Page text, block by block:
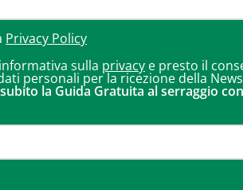
Privacy Policy
sulla privacy e presto il
personali per la ricezione della
la Guida Gratuita al serraggio